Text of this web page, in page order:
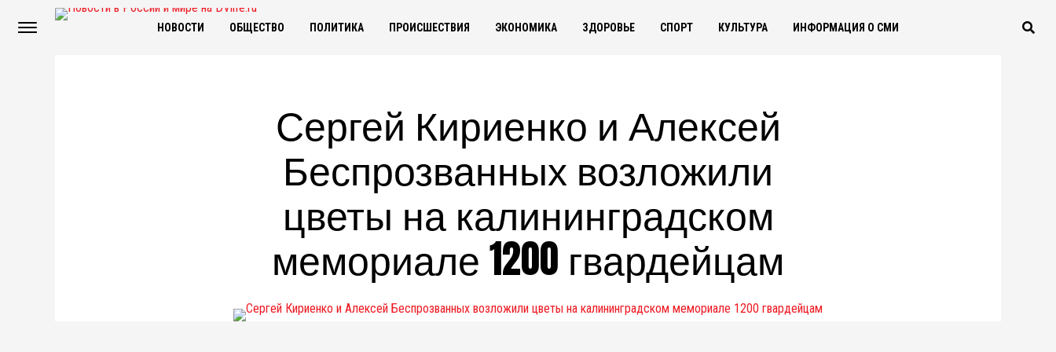
НОВОСТИ ОБЩЕСТВО ПОЛИТИКА ПРОИСШЕСТВИЯ ЭКОНОМИКА ЗДОРОВЬЕ СПОРТ КУЛЬТУРА ИНФОРМАЦИЯ О СМИ
Сергей Кириенко и Алексей
Беспрозванных возложили
цветы на калининградском
мемориале 1200 гвардейцам